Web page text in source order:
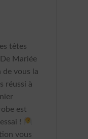
têtes
Mariée
de vous la
réussi à
est
!
vous